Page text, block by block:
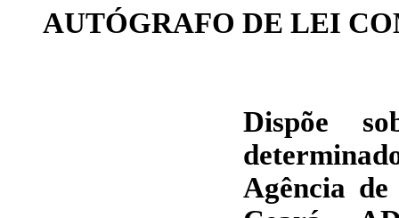
AUTÓGRAFO DE LEI
Dispõe
Agência